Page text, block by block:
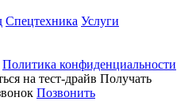
Спецтехника Услуги
Политика конфиденциальности
на тест-драйв Получать
Позвонить